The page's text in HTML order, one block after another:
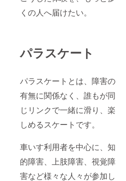
くの人へ届けたい。
パラスケート
パラスケートとは、障害の
有無に関係なく、誰もが同
じリンクで一緒に滑り、楽
しめるスケートです。
車いす利用者を中心に、知
的障害、上肢障害、視覚障
害など様々な人々が参加し